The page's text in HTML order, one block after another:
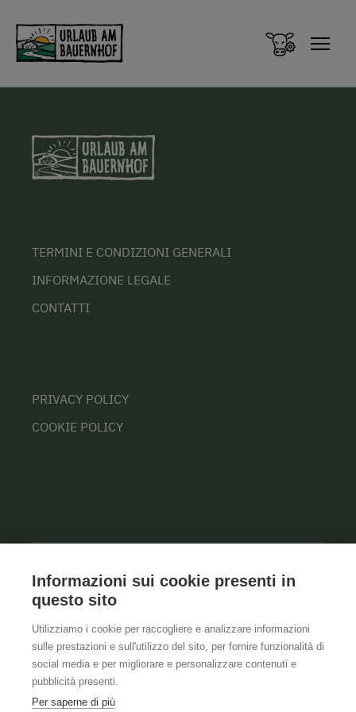
TERMINI E CONDIZIONI GENERALI
INFORMAZIONE LEGALE
CONTATTI
PRIVACY POLICY
COOKIE POLICY
Informazioni sui cookie presenti in
questo sito
Utilizziamo i cookie per raccogliere e analizzare informazioni
sulle prestazioni e sull'utilizzo del sito, per fornire funzionalità di
social media e per migliorare e personalizzare contenuti e
pubblicità presenti.
Per saperne di più